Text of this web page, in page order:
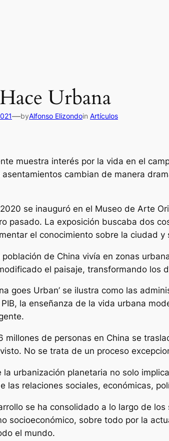
Urbana
—byAlfonso Elizondoin Artículos
muestra interés por la vida en el
cambian de manera
se inauguró en el Museo de Arte
pasado. La exposición buscaba dos
el conocimiento sobre la ciudad y
población de China vivía en zonas
el paisaje, transformando los
goes Urban’ se ilustra como las
la enseñanza de la vida urbana
millones de personas en China se
No se trata de un proceso
la urbanización planetaria no solo
las relaciones sociales, económicas,
se ha consolidado a lo largo de
socioeconómico, sobre todo por la
el mundo.